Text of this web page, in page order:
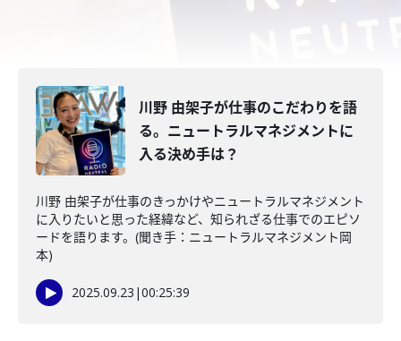
川野 由架子が仕事のこだわりを語
る。ニュートラルマネジメントに
入る決め手は？
川野 由架子が仕事のきっかけやニュートラルマネジメント
に入りたいと思った経緯など、知られざる仕事でのエピソ
ードを語ります。(聞き手：ニュートラルマネジメント岡
本)
2025.09.23 |00:25:39